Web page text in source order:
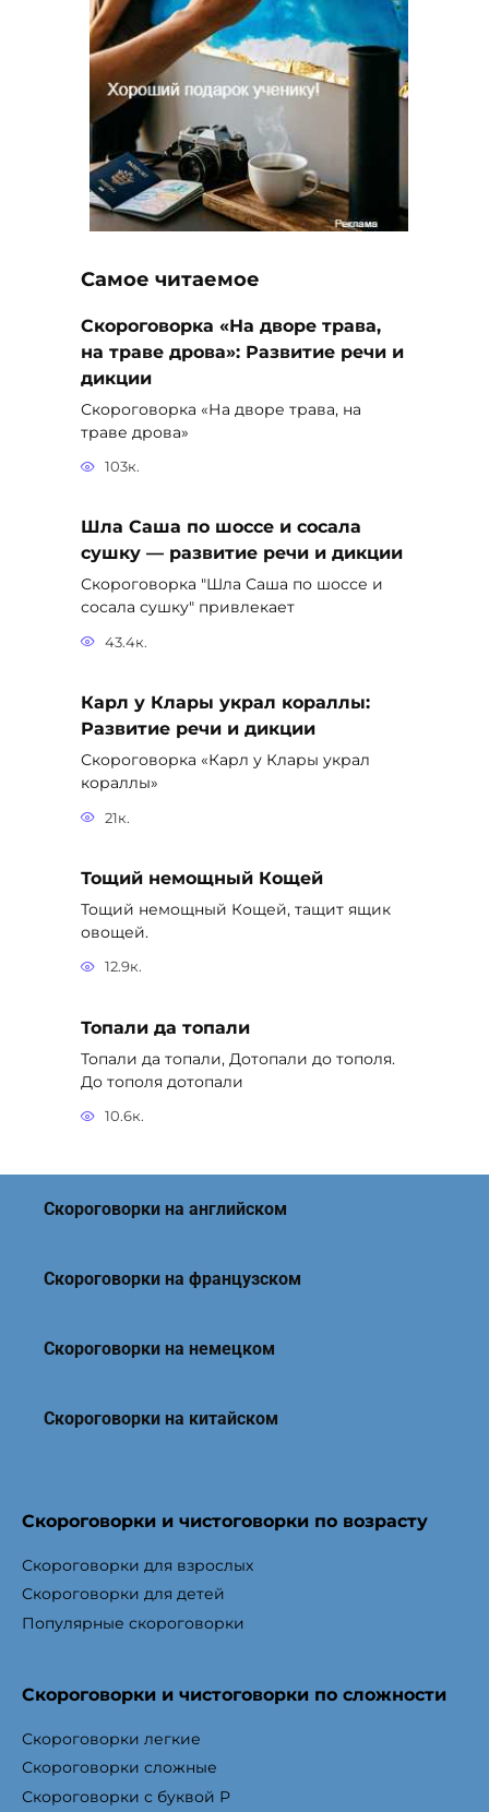
Самое читаемое
Скороговорка «На дворе трава,
на траве дрова»: Развитие речи и
дикции
Скороговорка «На дворе трава, на
траве дрова»
103к.
Шла Саша по шоссе и сосала
сушку — развитие речи и дикции
Скороговорка "Шла Саша по шоссе и
сосала сушку" привлекает
43.4к.
Карл у Клары украл кораллы:
Развитие речи и дикции
Скороговорка «Карл у Клары украл
кораллы»
21к.
Тощий немощный Кощей
Тощий немощный Кощей, тащит ящик
овощей.
12.9к.
Топали да топали
Топали да топали, Дотопали до тополя.
До тополя дотопали
10.6к.
Скороговорки на английском
Скороговорки на французском
Скороговорки на немецком
Скороговорки на китайском
Скороговорки и чистоговорки по возрасту
Скороговорки для взрослых
Скороговорки для детей
Популярные скороговорки
Скороговорки и чистоговорки по сложности
Скороговорки легкие
Скороговорки сложные
Скороговорки с буквой Р